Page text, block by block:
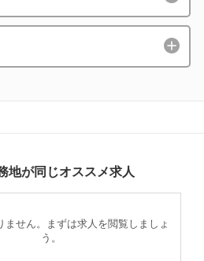
地が同じオススメ求人
ません。まずは求人を閲覧しましょ
う。